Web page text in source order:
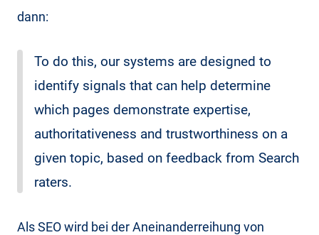
dann:
To do this, our systems are designed to
identify signals that can help determine
which pages demonstrate expertise,
authoritativeness and trustworthiness on a
given topic, based on feedback from Search
raters.
Als SEO wird bei der Aneinanderreihung von